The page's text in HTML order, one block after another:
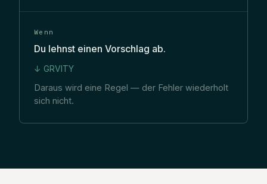
Wenn
Du lehnst einen Vorschlag ab.
↓ GRVITY
Daraus wird eine Regel — der Fehler wiederholt
sich nicht.